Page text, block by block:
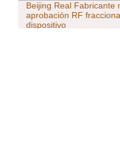
Beijing Real Fabricante
aprobación RF
dispositivo